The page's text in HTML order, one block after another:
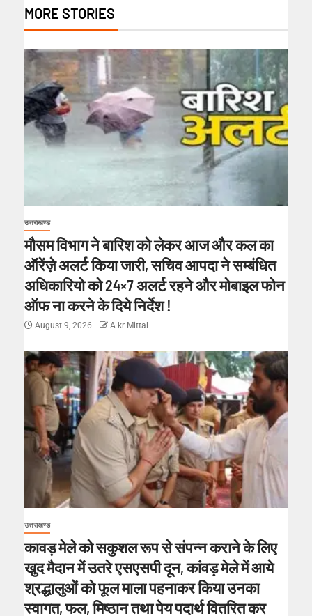
MORE STORIES
उत्तराखण्ड
मौसम विभाग ने बारिश को लेकर आज और कल का
ऑरेंज़े अलर्ट किया जारी, सचिव आपदा ने सम्बंधित
अधिकारियो को 24×7 अलर्ट रहने और मोबाइल फोन
ऑफ ना करने के दिये निर्देश !
August 9, 2026 A kr Mittal
उत्तराखण्ड
कावड़ मेले को सकुशल रूप से संपन्न कराने के लिए
खुद मैदान में उतरे एसएसपी दून, कांवड़ मेले में आये
श्रद्धालुओं को फूल माला पहनाकर किया उनका
स्वागत, फल, मिष्ठान तथा पेय पदार्थ वितरित कर